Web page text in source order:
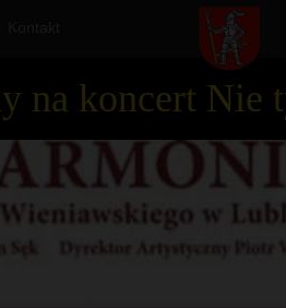
na koncert Nie